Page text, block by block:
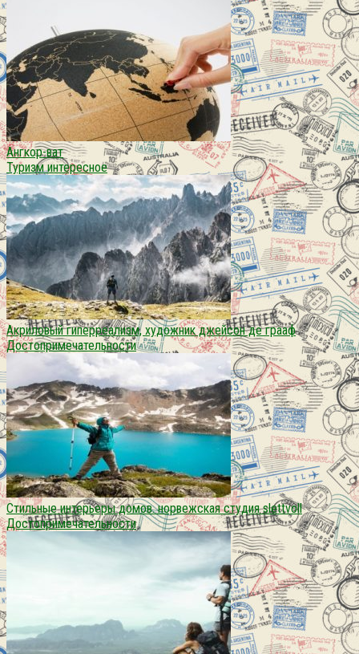
Ангкор-ват
Туризм интересное
Акриловый гиперреализм, художник джейсон де грааф
Достопримечательности
Стильные интерьеры домов. норвежская студия slettvoll
Достопримечательности